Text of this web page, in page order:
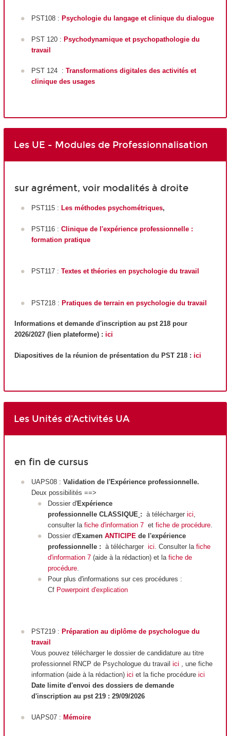
PST108 : Psychologie du langage et clinique du dialogue
PST 120 : Psychodynamique et psychopathologie du
travail
PST 124 : Transformations digitales des activités et
clinique des usages
Les UE - Modules de Professionnalisation
sur agrément, voir modalités à droite
PST115 : Les méthodes psychométriques,
PST116 : Clinique de l'expérience professionnelle :
formation pratique
PST117 : Textes et théories en psychologie du travail
PST218 : Pratiques de terrain en psychologie du travail
Informations et demande d'inscription au pst 218 pour
2026/2027 (lien plateforme) : ici
Diapositives de la réunion de présentation du PST 218 : ici
Les Unités d'Activités UA
en fin de cursus
UAPS08 : Validation de l'Expérience professionnelle.
Deux possibilités ==>
Dossier d'Expérience
professionnelle CLASSIQUE : à télécharger ici,
consulter la fiche d'information 7 et fiche de procédure.
Dossier d'Examen ANTICIPE de l'expérience
professionnelle : à télécharger ici. Consulter la fiche
d'information 7 (aide à la rédaction) et la fiche de
procédure.
Pour plus d'informations sur ces procédures :
Cf Powerpoint d'explication
PST219 : Préparation au diplôme de psychologue du
travail
Vous pouvez télécharger le dossier de candidature au titre
professionnel RNCP de Psychologue du travail ici , une fiche
information (aide à la rédaction) ici et la fiche procédure ici
Date limite d'envoi des dossiers de demande
d'inscription au pst 219 : 29/09/2026
UAPS07 : Mémoire